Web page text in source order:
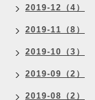
2019-12（4）
2019-11（8）
2019-10（3）
2019-09（2）
2019-08（2）